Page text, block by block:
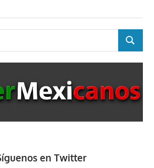
BUSCAR
en Twitter